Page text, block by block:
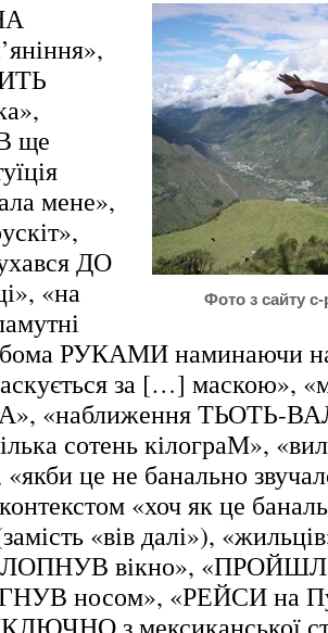
Фото з сайту
ще
мене»,
ДО
«на
РУКАМИ наминаючи
за […] маскою»,
«наближення ТЬОТЬ-
сотень кілограМ»,
це не банально
«хоч як це
«вів далі»),
вікно», «ПРОЙШЛО
носом», «РЕЙСИ на